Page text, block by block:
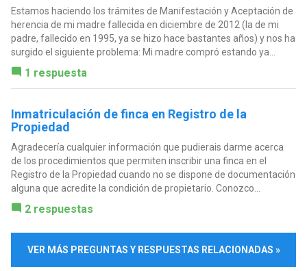
Estamos haciendo los trámites de Manifestación y Aceptación de
herencia de mi madre fallecida en diciembre de 2012 (la de mi
padre, fallecido en 1995, ya se hizo hace bastantes años) y nos ha
surgido el siguiente problema: Mi madre compró estando ya...
1 respuesta
Inmatriculación de finca en Registro de la
Propiedad
Agradecería cualquier información que pudierais darme acerca
de los procedimientos que permiten inscribir una finca en el
Registro de la Propiedad cuando no se dispone de documentación
alguna que acredite la condición de propietario. Conozco...
2 respuestas
VER MÁS PREGUNTAS Y RESPUESTAS RELACIONADAS »